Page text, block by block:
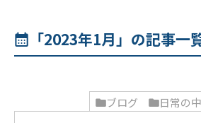
「2023年1月」の記事一
ブログ 日常の